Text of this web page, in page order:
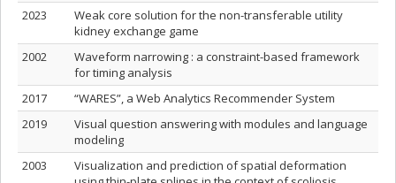
2023
Weak core solution for the non-transferable utility
kidney exchange game
2002
Waveform narrowing : a constraint-based framework
for timing analysis
2017
“WARES”, a Web Analytics Recommender System
2019
Visual question answering with modules and language
modeling
2003
Visualization and prediction of spatial deformation